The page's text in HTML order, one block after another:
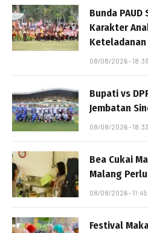
Bunda
Karakter
08/08/2026 - 18:39
Bupati vs
Jembatan
08/08/2026 - 18:33
Bea Cukai
Malang
08/08/2026 - 11:45
Festival